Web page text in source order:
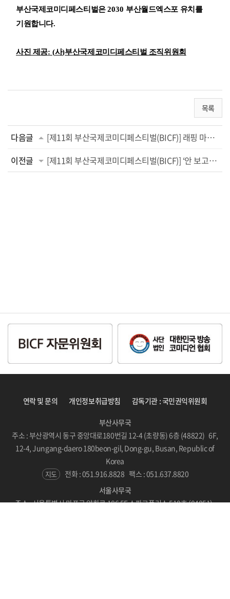
부산국제코미디페스티벌은2030 부산월드엑스포 유치를
기원합니다.
사진 제공: (사)부산국제코미디페스티벌 조직위원회
목록
다음글
[제11회 부산국제코미디페스티벌(BICF)] 래핑 마이크-서울코미디올스타스-급식왕
이전글
[제11회 부산국제코미디페스티벌(BICF)] ‘안 보고는 못 배길’ 2주 차 극장 공연팀 라...
연락 및 문의 개인정보취급방침 감독기관 : 국민권익위원회
부산사무국
주소 : 부산광역시 동구 중앙대로180번길 12-4 (초량동) 6층 (48822) 6F,
12-4, Jungang-daero 180beon-gil, Dong-gu, Busan, Republic of
Korea
지도 전화 : 051.916.8828 팩스 : 051.637.8820
서울사무국
주소 : 서울특별시 마포구 양화로 186 5F 스파크플러스 510호 (04051)